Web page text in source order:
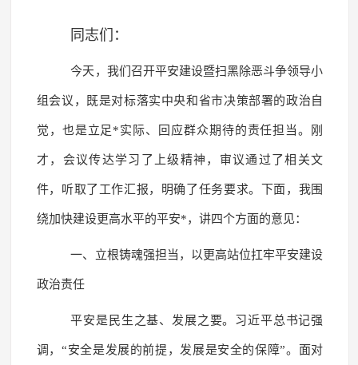
同志们：
今天，我们召开平安建设暨扫黑除恶斗争领导小
组会议，既是对标落实中央和省市决策部署的政治自
觉，也是立足*实际、回应群众期待的责任担当。刚
才，会议传达学习了上级精神，审议通过了相关文
件，听取了工作汇报，明确了任务要求。下面，我围
绕加快建设更高水平的平安*，讲四个方面的意见：
一、立根铸魂强担当，以更高站位扛牢平安建设
政治责任
平安是民生之基、发展之要。习近平总书记强
调，“安全是发展的前提，发展是安全的保障”。面对